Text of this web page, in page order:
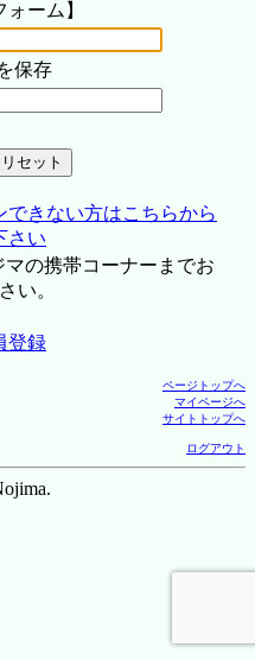
ォーム】
保存
できない方はこちらから
さい
の携帯コーナーまでお
い。
登録
ページトップへ
マイページへ
サイトトップへ
ログアウト